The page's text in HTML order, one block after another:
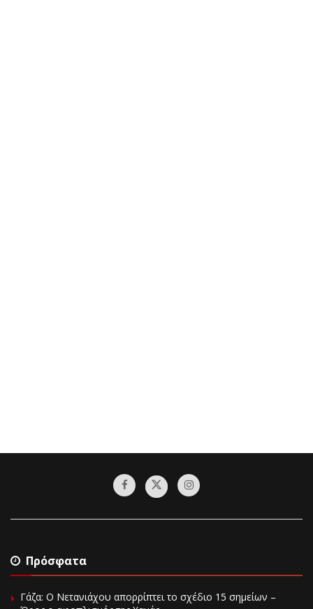
Πρόσφατα
Γάζα: Ο Νετανιάχου απορρίπτει το σχέδιο 15 σημείων –